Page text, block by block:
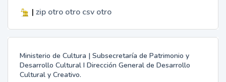
| zip otro otro csv otro
Ministerio de Cultura | Subsecretaría de Patrimonio y
Desarrollo Cultural I Dirección General de Desarrollo
Cultural y Creativo.